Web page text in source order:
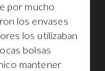
por mucho
los envases
los utilizaban
bolsas
mantener